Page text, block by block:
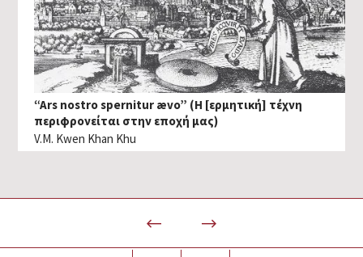
“Ars nostro spernitur ævo” (Η [ερμητική] τέχνη
περιφρονείται στην εποχή μας)
V.M. Kwen Khan Khu